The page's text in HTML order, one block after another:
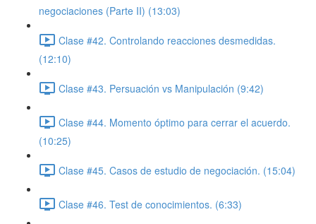
negociaciones (Parte II) (13:03)
Clase #42. Controlando reacciones desmedidas.
(12:10)
Clase #43. Persuación vs Manipulación (9:42)
Clase #44. Momento óptimo para cerrar el acuerdo.
(10:25)
Clase #45. Casos de estudio de negociación. (15:04)
Clase #46. Test de conocimientos. (6:33)